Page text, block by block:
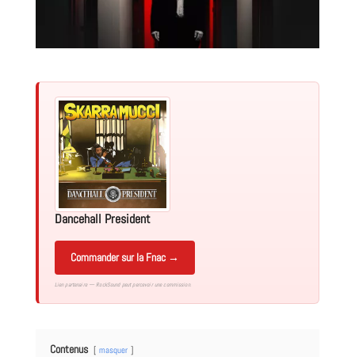
Dancehall President
Commander sur la Fnac →
Lien partenaire — RockSound peut percevoir une commission.
Contenus masquer